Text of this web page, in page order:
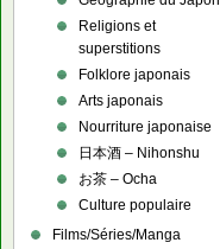
Religions et
superstitions
Folklore japonais
Arts japonais
Nourriture japonaise
日本酒 – Nihonshu
お茶 – Ocha
Culture populaire
Films/Séries/Manga